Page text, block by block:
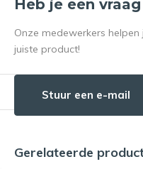
Heb je een
Onze medewerkers
juiste product!
Stuur een e-mail
Gerelateerde